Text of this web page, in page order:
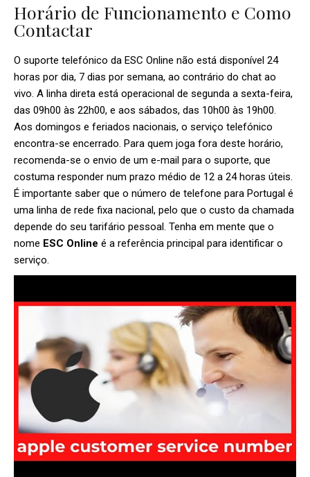
Horário de Funcionamento e Como
Contactar
O suporte telefónico da ESC Online não está disponível 24
horas por dia, 7 dias por semana, ao contrário do chat ao
vivo. A linha direta está operacional de segunda a sexta-feira,
das 09h00 às 22h00, e aos sábados, das 10h00 às 19h00.
Aos domingos e feriados nacionais, o serviço telefónico
encontra-se encerrado. Para quem joga fora deste horário,
recomenda-se o envio de um e-mail para o suporte, que
costuma responder num prazo médio de 12 a 24 horas úteis.
É importante saber que o número de telefone para Portugal é
uma linha de rede fixa nacional, pelo que o custo da chamada
depende do seu tarifário pessoal. Tenha em mente que o
nome ESC Online é a referência principal para identificar o
serviço.